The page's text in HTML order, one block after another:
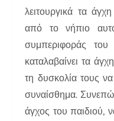
λειτουργικά τα
από το νήπιο
συμπεριφοράς του
καταλαβαίνει τα
τη δυσκολία τους
συναίσθημα.
άγχος του παιδιού,